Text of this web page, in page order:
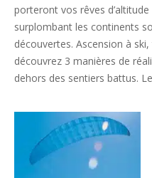
porteront vos rêves
surplombant les continents
découvertes. Ascension à
découvrez 3 manières de
dehors des sentiers battus. Le